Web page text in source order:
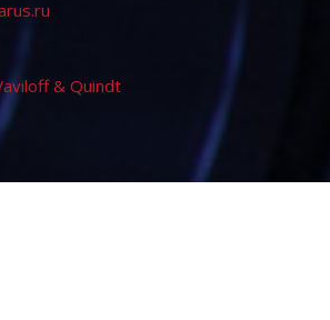
& Quindt